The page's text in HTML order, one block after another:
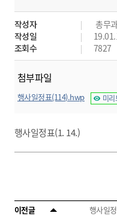
작성자
총무
작성일
조회수
7827
첨부파일
행사일정표(114).hwp 미
행사일정표(1. 14.)
이전글
행사일